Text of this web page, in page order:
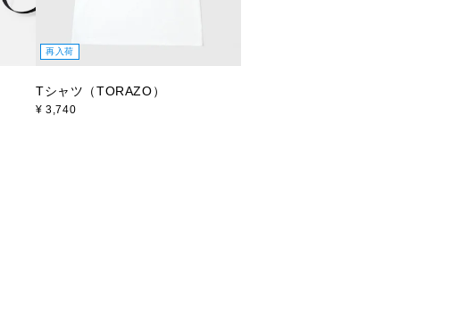
再入荷
Tシャツ（TORAZO）
¥ 3,740